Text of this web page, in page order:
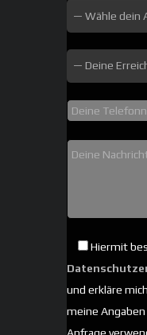
Hiermit
und erkläre
meine
Anfrage